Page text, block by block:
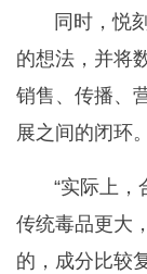
同时，悦
的想法，并将
销售、传播、
展之间的闭环。
“实际上，
传统毒品更大
的，成分比较